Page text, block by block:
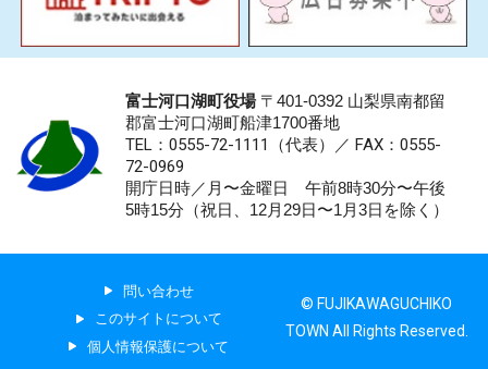
富士河口湖町役場〒401-0392 山梨県南都留
郡富士河口湖町船津1700番地
TEL：0555-72-1111 （代表）／ FAX：0555-
72-0969
開庁日時／月〜金曜日 午前8時30分〜午後
5時15分（祝日、12月29日〜1月3日を除く）
問い合わせ
このサイトについて
個人情報保護について
© FUJIKAWAGUCHIKO
TOWN All Rights Reserved.